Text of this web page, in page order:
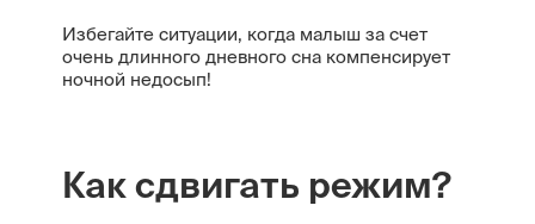
Избегайте ситуации, когда малыш за счет
очень длинного дневного сна компенсирует
ночной недосып!
Как сдвигать режим?